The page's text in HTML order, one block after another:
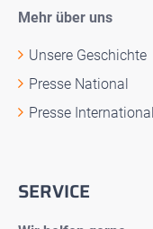
Mehr über uns
Unsere Geschichte
Presse National
Presse International
SERVICE